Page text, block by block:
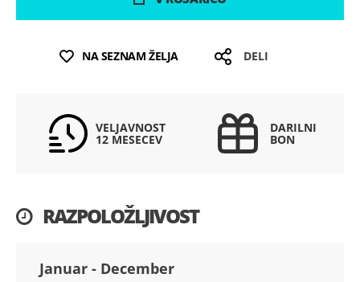
NA SEZNAM ŽELJA DELI
VELJAVNOST
12 MESECEV
DARILNI
BON
RAZPOLOŽLJIVOST
Januar - December